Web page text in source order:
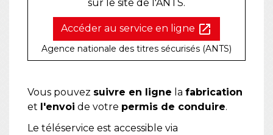
sur le site de l'ANTS.
Accéder au service en ligne open_in_new
Agence nationale des titres sécurisés (ANTS)
Vous pouvez suivre en ligne la fabrication
et l'envoi de votre permis de conduire.
Le téléservice est accessible via